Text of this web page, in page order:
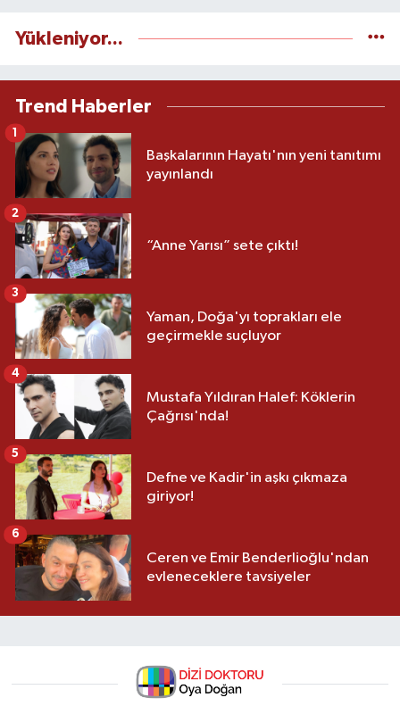
Yükleniyor...
Trend Haberler
Başkalarının Hayatı'nın yeni tanıtımı
yayınlandı
1
“Anne Yarısı” sete çıktı!
2
Yaman, Doğa'yı toprakları ele
geçirmekle suçluyor
3
Mustafa Yıldıran Halef: Köklerin
Çağrısı'nda!
4
Defne ve Kadir'in aşkı çıkmaza
giriyor!
5
Ceren ve Emir Benderlioğlu'ndan
evleneceklere tavsiyeler
6